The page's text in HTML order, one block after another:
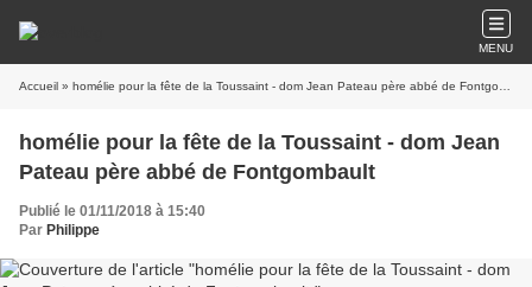
MENU
Accueil » homélie pour la fête de la Toussaint - dom Jean Pateau père abbé de Fontgombault
homélie pour la fête de la Toussaint - dom Jean
Pateau père abbé de Fontgombault
Publié le 01/11/2018 à 15:40
Par Philippe